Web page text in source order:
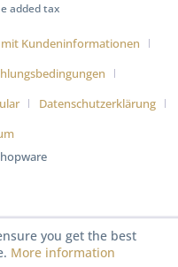
added tax
Kundeninformationen
Datenschutzerklärung
you get the best
More information